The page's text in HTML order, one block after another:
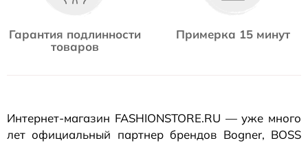
Гарантия подлинности
товаров
Примерка 15 минут
Интернет-магазин FASHIONSTORE.RU — уже много
лет официальный партнер брендов Bogner, BOSS